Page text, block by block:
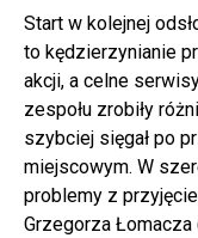
Start w kolejnej
to kędzierzynianie
akcji, a celne
zespołu zrobiły
szybciej sięgał po
miejscowym. W
problemy z
Grzegorza